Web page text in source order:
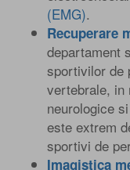
(EMG).
Recuperare
departament
sportivilor de
vertebrale, in
neurologice
este extrem
sportivi de
Imagistica